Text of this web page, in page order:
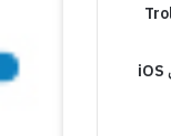
جلبريك RELAXIN يدعم انظمة iOS 17.0 حتى iOS